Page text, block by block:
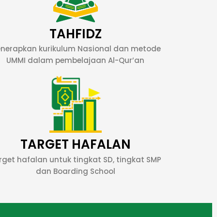
TAHFIDZ
kurikulum Nasional dan metode
UMMI dalam pembelajaan Al-Qur’an
TARGET HAFALAN
hafalan untuk tingkat SD, tingkat SMP
dan Boarding School